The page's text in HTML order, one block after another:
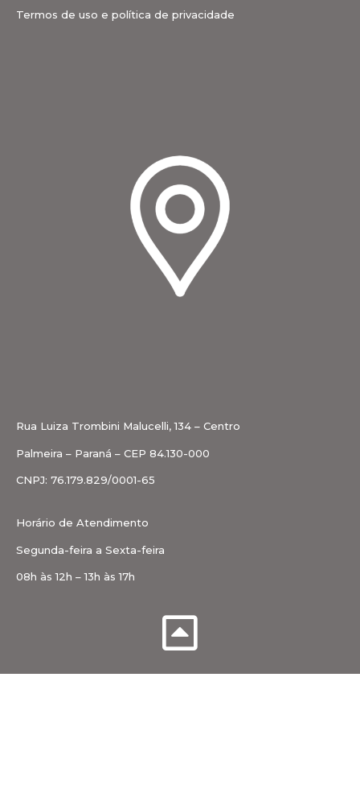
Termos de uso e política de privacidade
Rua Luiza Trombini Malucelli, 134 – Centro
Palmeira – Paraná – CEP 84.130-000
CNPJ: 76.179.829/0001-65
Horário de Atendimento
Segunda-feira a Sexta-feira
08h às 12h – 13h às 17h